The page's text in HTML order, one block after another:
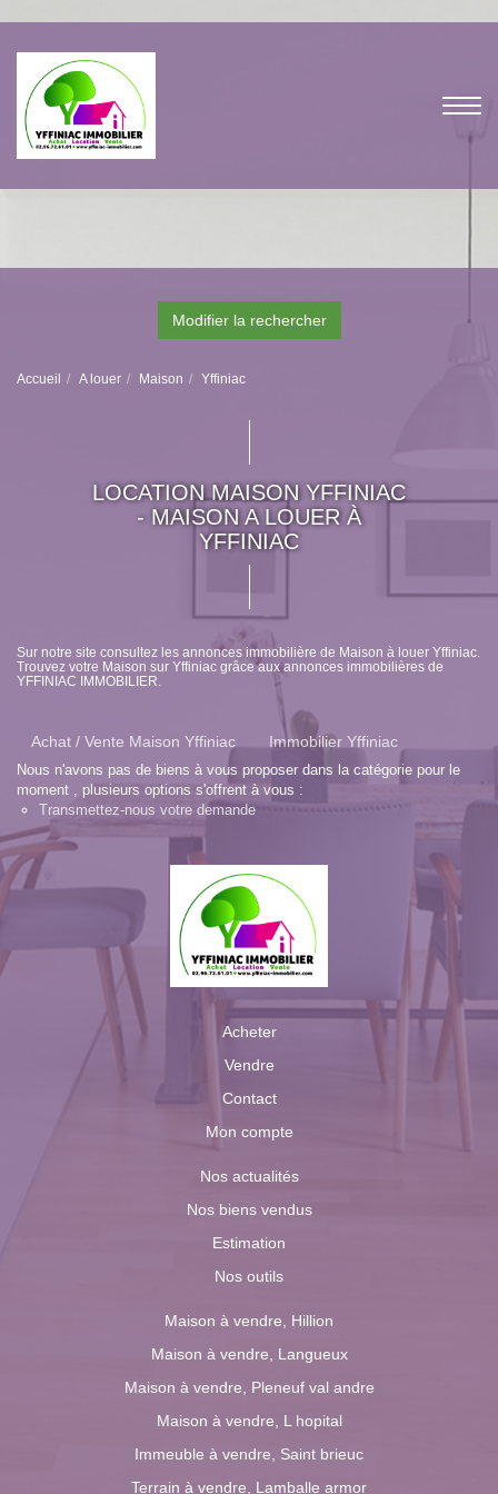
Modifier la rechercher
Accueil A louer Maison Yffiniac
LOCATION MAISON YFFINIAC
- MAISON A LOUER À
YFFINIAC
Sur notre site consultez les annonces immobilière de Maison à louer Yffiniac.
Trouvez votre Maison sur Yffiniac grâce aux annonces immobilières de
YFFINIAC IMMOBILIER.
Achat / Vente Maison Yffiniac Immobilier Yffiniac
Nous n'avons pas de biens à vous proposer dans la catégorie pour le
moment , plusieurs options s'offrent à vous :
Transmettez-nous votre demande
Acheter
Vendre
Contact
Mon compte
Nos actualités
Nos biens vendus
Estimation
Nos outils
Maison à vendre, Hillion
Maison à vendre, Langueux
Maison à vendre, Pleneuf val andre
Maison à vendre, L hopital
Immeuble à vendre, Saint brieuc
Terrain à vendre, Lamballe armor